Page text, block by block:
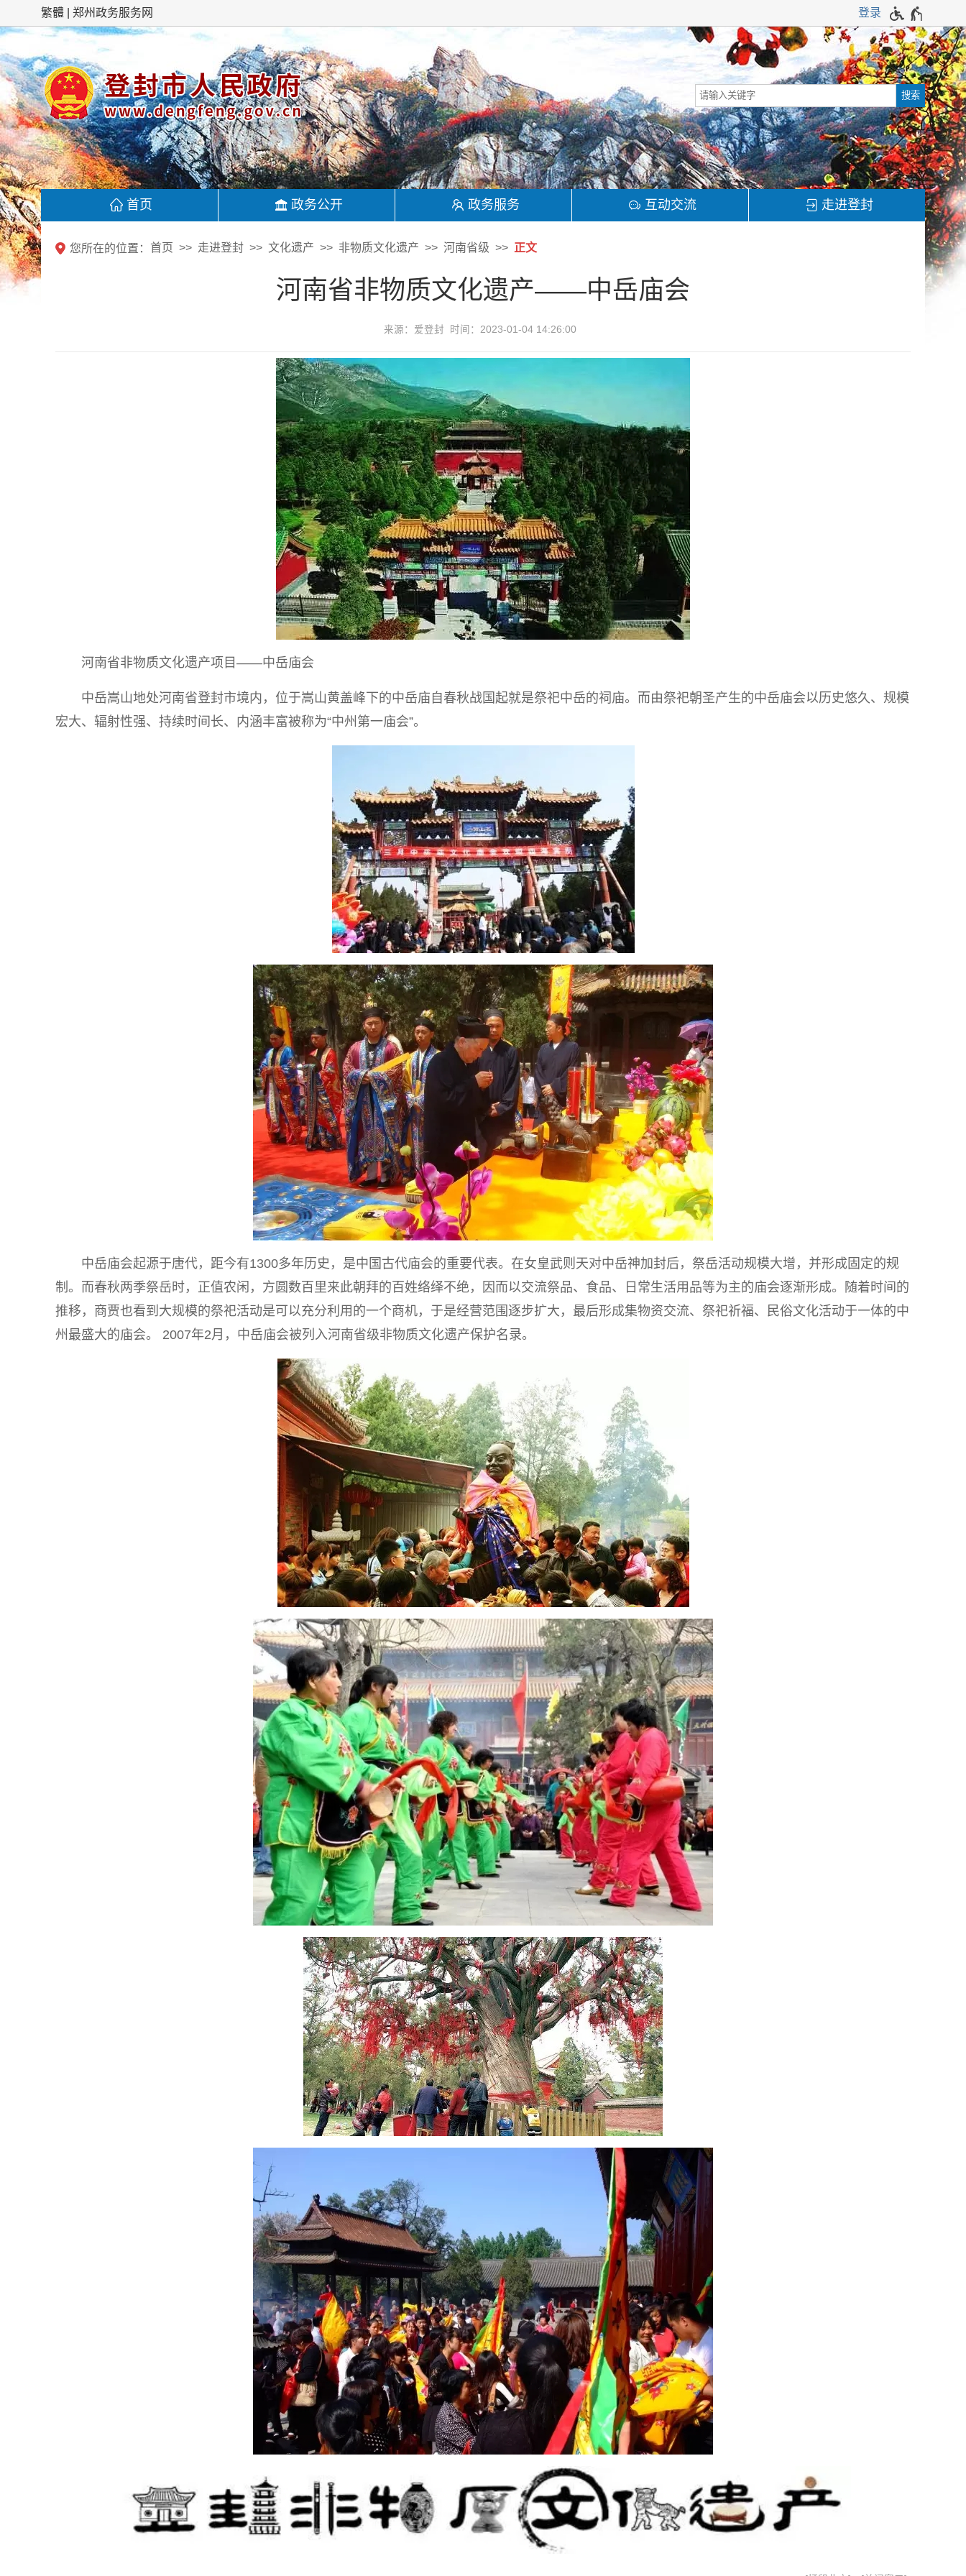
繁體 郑州政务服务网 登录
首页 政务公开 政务服务 互动交流 走进登封
您所在的位置： 首页 走进登封 文化遗产 非物质文化遗产 河南省级 正文
河南省非物质文化遗产——中岳庙会
来源：爱登封 时间：2023-01-04 14:26:00
河南省非物质文化遗产项目——中岳庙会
中岳嵩山地处河南省登封市境内，位于嵩山黄盖峰下的中岳庙自春秋战国起就是祭祀中岳的祠庙。而由祭祀朝圣产生的中岳庙会以历史悠久、规模
宏大、辐射性强、持续时间长、内涵丰富被称为“中州第一庙会”。
中岳庙会起源于唐代，距今有1300多年历史，是中国古代庙会的重要代表。在女皇武则天对中岳神加封后，祭岳活动规模大增，并形成固定的规
制。而春秋两季祭岳时，正值农闲，方圆数百里来此朝拜的百姓络绎不绝，因而以交流祭品、食品、日常生活用品等为主的庙会逐渐形成。随着时间的
推移，商贾也看到大规模的祭祀活动是可以充分利用的一个商机，于是经营范围逐步扩大，最后形成集物资交流、祭祀祈福、民俗文化活动于一体的中
州最盛大的庙会。 2007年2月，中岳庙会被列入河南省级非物质文化遗产保护名录。